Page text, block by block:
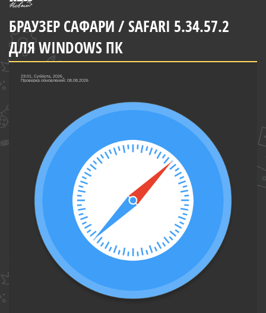
БРАУЗЕР САФАРИ / SAFARI 5.34.57.2
ДЛЯ WINDOWS ПК
23:01, Суббота, 2026
Проверка обновлений: 08.08.2026